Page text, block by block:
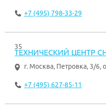
+7 (495) 798-33-29
35
ТЕХНИЧЕСКИЙ ЦЕНТР
г. Москва, Петровка, 3/6,
+7 (495) 627-85-11